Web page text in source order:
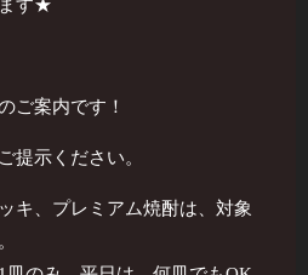
す★
ご案内です！
提示ください。
キ、プレミアム焼酎は、対象